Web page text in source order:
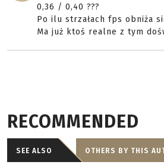
0,36 / 0,40 ???
Po ilu strzałach fps obniża
Ma już ktoś realne z tym
RECOMMENDED
SEE ALSO OTHERS BY THIS